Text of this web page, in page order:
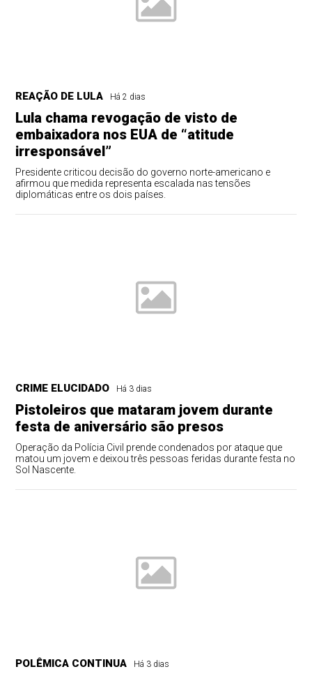
REAÇÃO DE LULA Há 2 dias
Lula chama revogação de visto de
embaixadora nos EUA de “atitude
irresponsável”
Presidente criticou decisão do governo norte-americano e
afirmou que medida representa escalada nas tensões
diplomáticas entre os dois países.
CRIME ELUCIDADO Há 3 dias
Pistoleiros que mataram jovem durante
festa de aniversário são presos
Operação da Polícia Civil prende condenados por ataque que
matou um jovem e deixou três pessoas feridas durante festa no
Sol Nascente.
POLÊMICA CONTINUA Há 3 dias